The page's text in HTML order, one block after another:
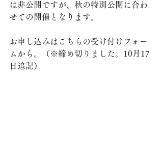
は非公開ですが、秋の特別公開に合わ
せての開催となります。
お申し込みはこちらの受け付けフォー
ムから。（※締め切りました。10月17
日追記）